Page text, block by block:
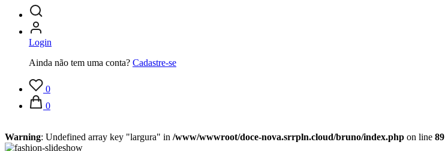
Login
Ainda não tem uma conta? Cadastre-se
0
0
Warning: Undefined array key "largura" in /www/wwwroot/doce-nova.srrpln.cloud/bruno/index.php on line 89